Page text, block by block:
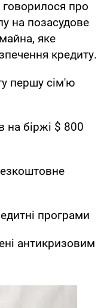
про
на позасудове
яке
кредиту.
першу сім'ю
на біржі $ 800
програми
антикризовим